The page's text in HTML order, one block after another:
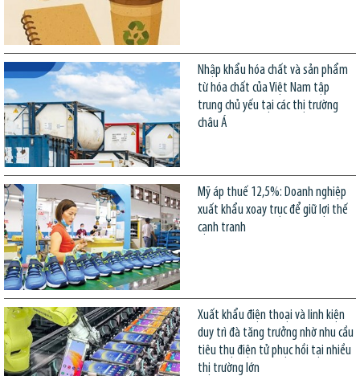
Nhập khẩu hóa chất và sản phẩm
từ hóa chất của Việt Nam tập
trung chủ yếu tại các thị trường
châu Á
Mỹ áp thuế 12,5%: Doanh nghiệp
xuất khẩu xoay trục để giữ lợi thế
cạnh tranh
Xuất khẩu điện thoại và linh kiện
duy trì đà tăng trưởng nhờ nhu cầu
tiêu thụ điện tử phục hồi tại nhiều
thị trường lớn